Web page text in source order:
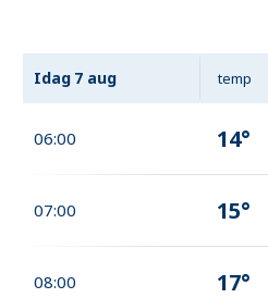
Idag 7 aug temp
06:00 14°
07:00 15°
08:00 17°